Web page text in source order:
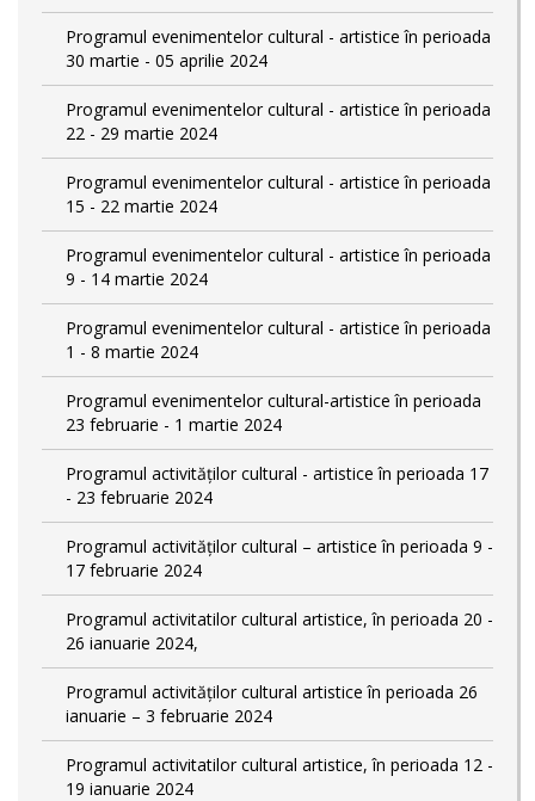
Programul evenimentelor cultural - artistice în perioada
30 martie - 05 aprilie 2024
Programul evenimentelor cultural - artistice în perioada
22 - 29 martie 2024
Programul evenimentelor cultural - artistice în perioada
15 - 22 martie 2024
Programul evenimentelor cultural - artistice în perioada
9 - 14 martie 2024
Programul evenimentelor cultural - artistice în perioada
1 - 8 martie 2024
Programul evenimentelor cultural-artistice în perioada
23 februarie - 1 martie 2024
Programul activităților cultural - artistice în perioada 17
- 23 februarie 2024
Programul activităților cultural – artistice în perioada 9 -
17 februarie 2024
Programul activitatilor cultural artistice, în perioada 20 -
26 ianuarie 2024,
Programul activităților cultural artistice în perioada 26
ianuarie – 3 februarie 2024
Programul activitatilor cultural artistice, în perioada 12 -
19 ianuarie 2024